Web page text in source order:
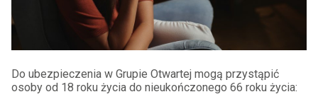
Do ubezpieczenia w Grupie Otwartej mogą przystąpić
osoby od 18 roku życia do nieukończonego 66 roku życia: